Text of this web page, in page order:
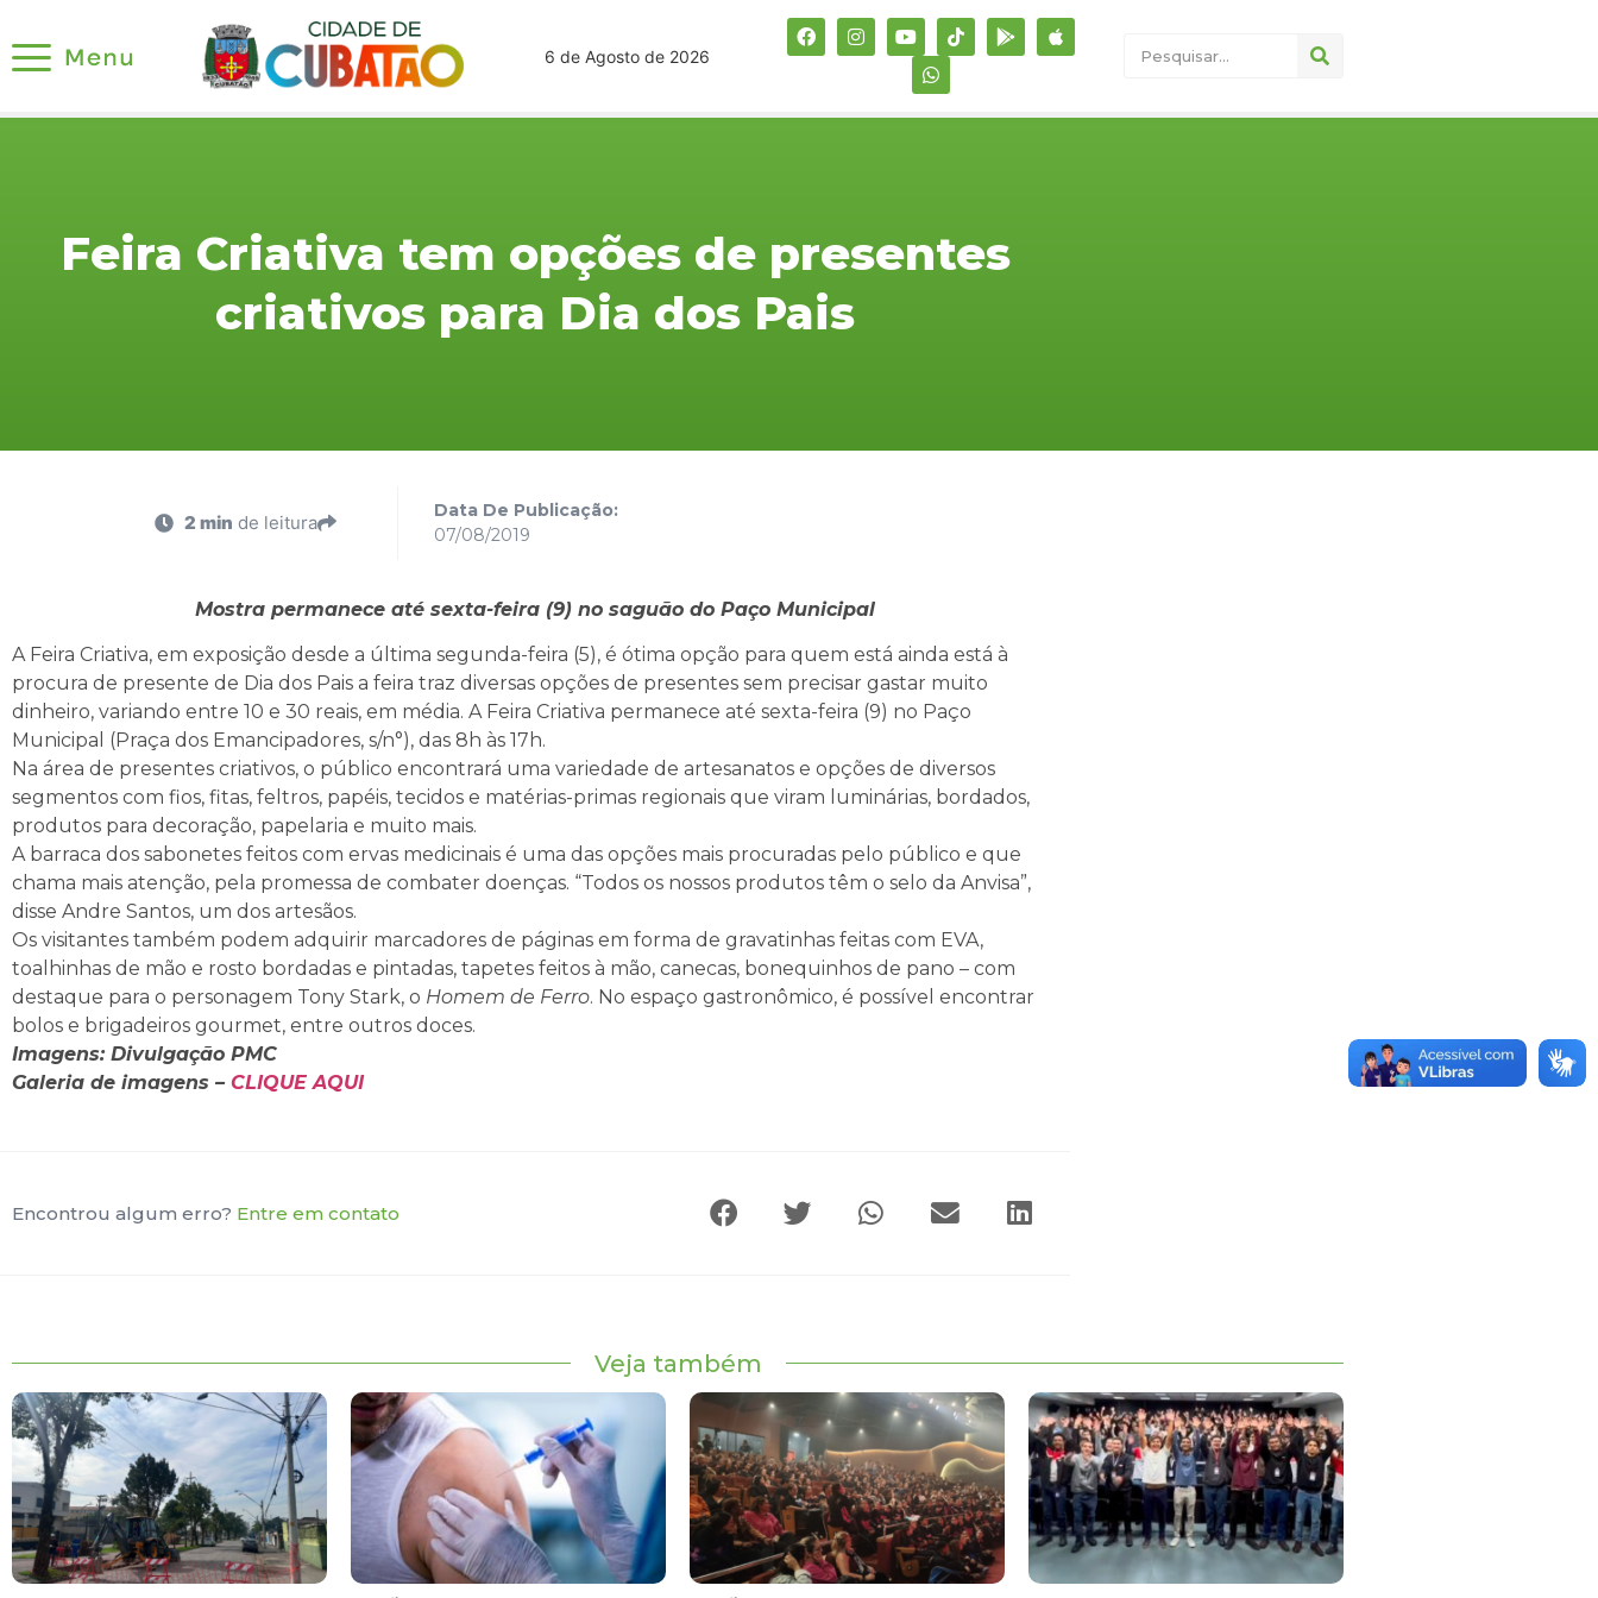
6 de Agosto de 2026
Feira Criativa tem opções de presentes
criativos para Dia dos Pais
2 min de leitura
Data De Publicação:
07/08/2019
Mostra permanece até sexta-feira (9) no saguão do Paço Municipal
A Feira Criativa, em exposição desde a última segunda-feira (5), é ótima opção para quem está ainda está à
procura de presente de Dia dos Pais a feira traz diversas opções de presentes sem precisar gastar muito
dinheiro, variando entre 10 e 30 reais, em média. A Feira Criativa permanece até sexta-feira (9) no Paço
Municipal (Praça dos Emancipadores, s/n°), das 8h às 17h.
Na área de presentes criativos, o público encontrará uma variedade de artesanatos e opções de diversos
segmentos com fios, fitas, feltros, papéis, tecidos e matérias-primas regionais que viram luminárias, bordados,
produtos para decoração, papelaria e muito mais.
A barraca dos sabonetes feitos com ervas medicinais é uma das opções mais procuradas pelo público e que
chama mais atenção, pela promessa de combater doenças. “Todos os nossos produtos têm o selo da Anvisa”,
disse Andre Santos, um dos artesãos.
Os visitantes também podem adquirir marcadores de páginas em forma de gravatinhas feitas com EVA,
toalhinhas de mão e rosto bordadas e pintadas, tapetes feitos à mão, canecas, bonequinhos de pano – com
destaque para o personagem Tony Stark, o Homem de Ferro. No espaço gastronômico, é possível encontrar
bolos e brigadeiros gourmet, entre outros doces.
Imagens: Divulgação PMC
Galeria de imagens – CLIQUE AQUI
Encontrou algum erro? Entre em contato
Veja também